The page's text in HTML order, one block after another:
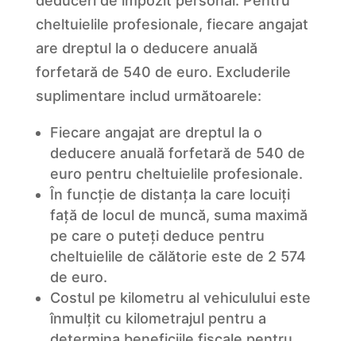
cheltuielile profesionale, fiecare angajat
are dreptul la o deducere anuală
forfetară de 540 de euro. Excluderile
suplimentare includ următoarele:
Fiecare angajat are dreptul la o
deducere anuală forfetară de 540 de
euro pentru cheltuielile profesionale.
În funcție de distanța la care locuiți
față de locul de muncă, suma maximă
pe care o puteți deduce pentru
cheltuielile de călătorie este de 2 574
de euro.
Costul pe kilometru al vehiculului este
înmulțit cu kilometrajul pentru a